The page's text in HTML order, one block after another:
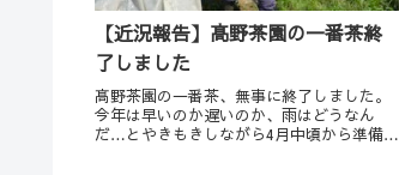
【近況報告】髙野茶園の一番茶終
了しました
髙野茶園の一番茶、無事に終了しました。
今年は早いのか遅いのか、雨はどうなん
だ…とやきもきしながら4月中頃から準備を